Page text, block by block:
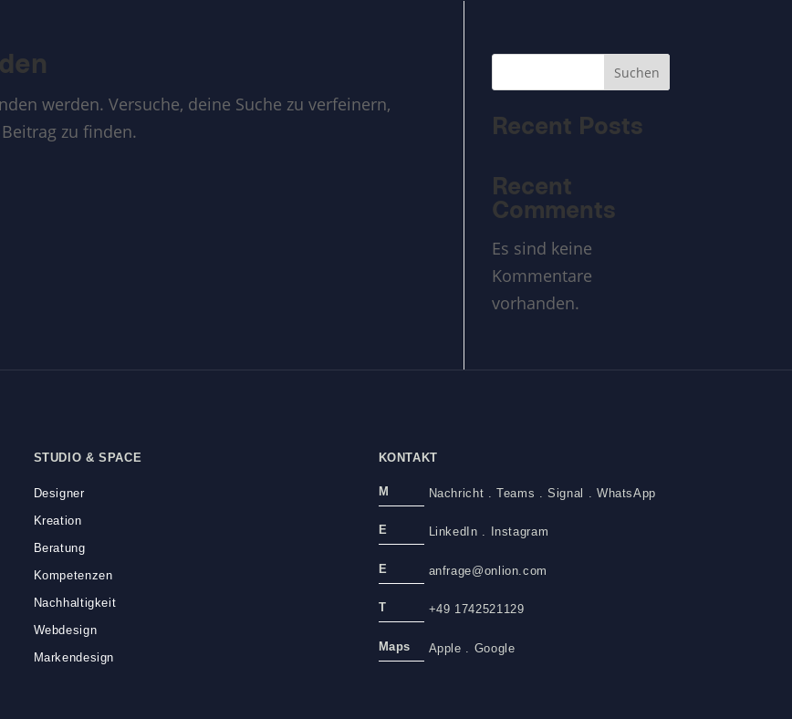
werden. Versuche, deine Suche zu verfeinern,
zu finden.
Suchen
Recent Posts
Recent
Comments
Es sind keine
Kommentare
vorhanden.
STUDIO & SPACE
Designer
Kreation
Beratung
Kompetenzen
Nachhaltigkeit
Webdesign
Markendesign
KONTAKT
M Nachricht .Teams .Signal WhatsApp
E LinkedIn . Instagram
E anfrage@onlion.com
T +49 1742521129
Maps Apple . Google